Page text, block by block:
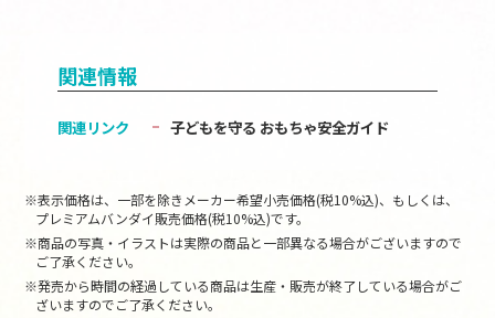
関連情報
関連リンク 子どもを守る おもちゃ安全ガイド
※表示価格は、一部を除きメーカー希望小売価格(税10%込)、もしくは、
プレミアムバンダイ販売価格(税10%込)です。
※商品の写真・イラストは実際の商品と一部異なる場合がございますので
ご了承ください。
※発売から時間の経過している商品は生産・販売が終了している場合がご
ざいますのでご了承ください。